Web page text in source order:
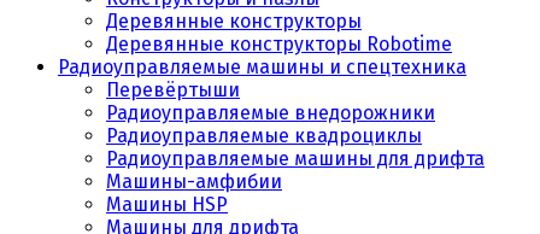
Деревянные конструкторы
Деревянные конструкторы Robotime
Радиоуправляемые машины и спецтехника
Перевёртыши
Радиоуправляемые внедорожники
Радиоуправляемые квадроциклы
Радиоуправляемые машины для дрифта
Машины-амфибии
Машины HSP
Машины для дрифта